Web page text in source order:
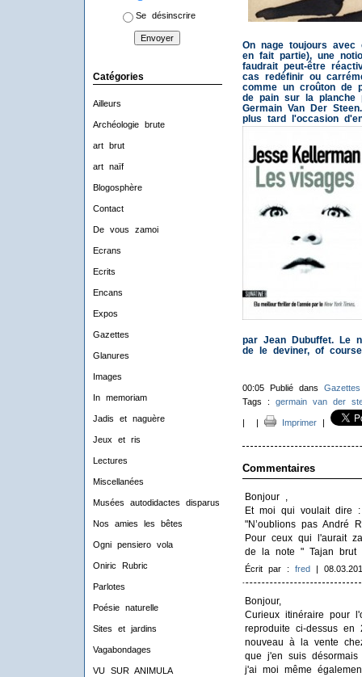
Se désinscrire
Catégories
Ailleurs
Archéologie brute
art brut
art naïf
Blogosphère
Contact
De vous zamoi
Ecrans
Ecrits
Encans
Expos
Gazettes
Glanures
Images
In memoriam
Jadis et naguère
Jeux et ris
Lectures
Miscellanées
Musées autodidactes disparus
Nos amies les bêtes
Ogni pensiero vola
Oniric Rubric
Parlotes
Poésie naturelle
Sites et jardins
Vagabondages
VU SUR ANIMULA
On nage toujours avec
en fait partie), une
faudrait peut-être
cas redéfinir ou
comme un croûton de
de pain sur la
Germain Van Der
plus tard l'occasion
par Jean Dubuffet. Le
de le deviner, of
00:05 Publié dans Gazettes
Tags : germain van der
Imprimer|
Commentaires
Bonjour ,
Et moi qui voulait dire :
"N’oublions pas André
Pour ceux qui l'aurait
de la note " Tajan brut
Écrit par : fred |
Bonjour,
Curieux itinéraire pour
reproduite ci-dessus en
nouveau à la vente
que j'en suis
j'ai moi même